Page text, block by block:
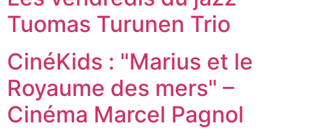
Tuomas Turunen Trio
CinéKids : "Marius et le
Royaume des mers" –
Cinéma Marcel Pagnol